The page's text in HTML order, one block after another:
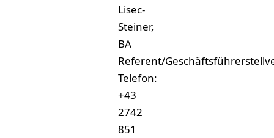
Lisec-
Steiner,
BA
Referent/
Telefon:
+43
2742
851